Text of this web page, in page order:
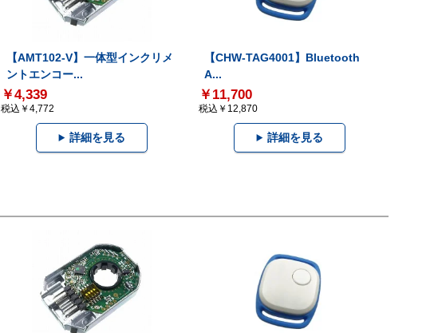
【AMT102-V】一体型インクリメ
ントエンコー...
￥4,339
税込￥4,772
詳細を見る
【CHW-TAG4001】Bluetooth
A...
￥11,700
税込￥12,870
詳細を見る